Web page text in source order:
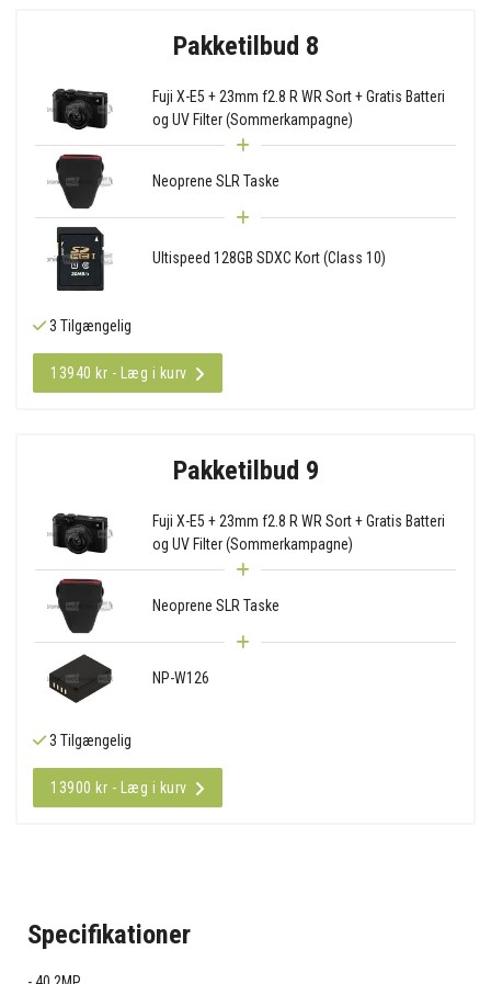
Pakketilbud 8
Fuji X-E5 + 23mm f2.8 R WR Sort + Gratis Batteri
og UV Filter (Sommerkampagne)
Neoprene SLR Taske
Ultispeed 128GB SDXC Kort (Class 10)
3 Tilgængelig
13940 kr - Læg i kurv
Pakketilbud 9
Fuji X-E5 + 23mm f2.8 R WR Sort + Gratis Batteri
og UV Filter (Sommerkampagne)
Neoprene SLR Taske
NP-W126
3 Tilgængelig
13900 kr - Læg i kurv
Specifikationer